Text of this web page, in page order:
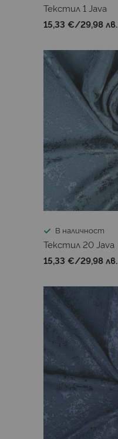
Текстил 1 Java
15,33 €/29,98 лв.
В наличност
Текстил 20 Java
15,33 €/29,98 лв.